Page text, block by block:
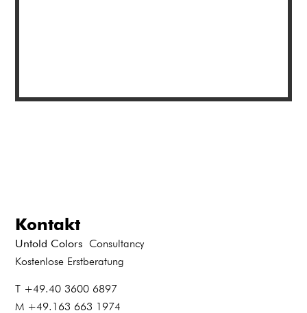
Kontakt
Untold Colors Consultancy
Kostenlose Erstberatung
T +49.40 3600 6897
M +49.163 663 1974